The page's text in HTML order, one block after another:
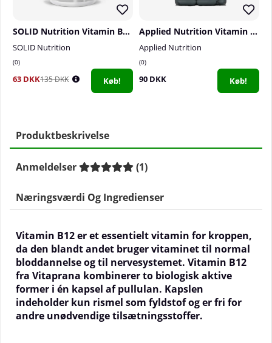
SOLID Nutrition Vitamin B12, 90 caps
SOLID Nutrition
0
63 DKK135 DKK Køb!
Applied Nutrition Vitamin B12, 90 caps
Applied Nutrition
0
90 DKK Køb!
Produktbeskrivelse
Anmeldelser (1)
Næringsværdi Og Ingredienser
Vitamin B12 er et essentielt vitamin for kroppen,
da den blandt andet bruger vitaminet til normal
bloddannelse og til nervesystemet. Vitamin B12
fra Vitaprana kombinerer to biologisk aktive
former i én kapsel af pullulan. Kapslen
indeholder kun rismel som fyldstof og er fri for
andre unødvendige tilsætningsstoffer.